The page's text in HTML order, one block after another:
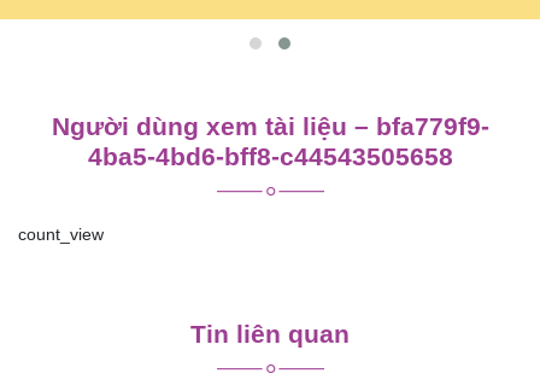
Người dùng xem tài liệu – bfa779f9-
4ba5-4bd6-bff8-c44543505658
count_view
Tin liên quan